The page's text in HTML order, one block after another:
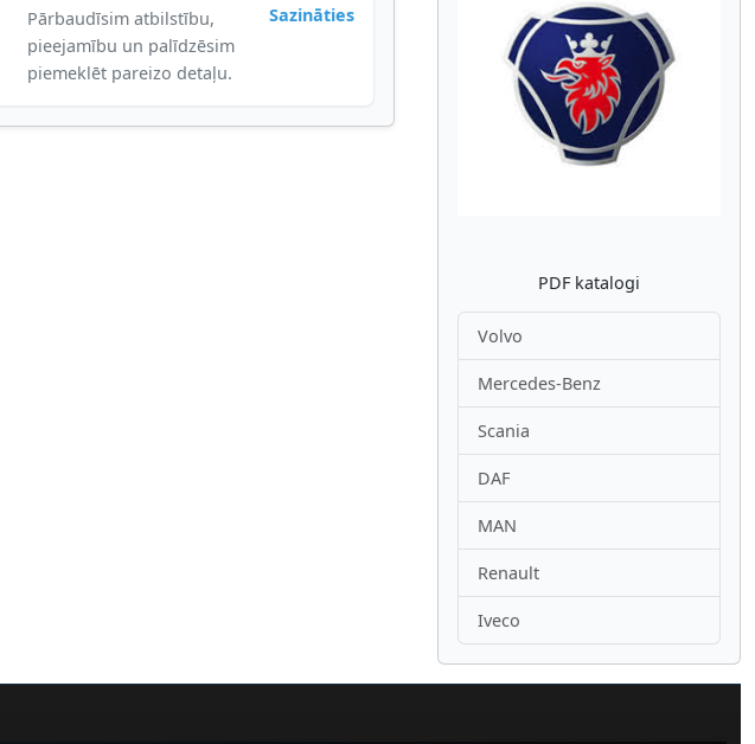
Pārbaudīsim atbilstību,
pieejamību un palīdzēsim
piemeklēt pareizo detaļu.
Sazināties
Atpakaļ
PDF katalogi
Volvo
Mercedes-Benz
Scania
DAF
MAN
Renault
Iveco